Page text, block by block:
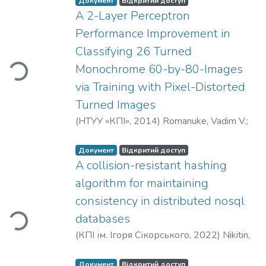
стовбурових клітин у відтворенні
функціонально релевантного
мікрооточення, яке забезпечує
взаємодію клітин із матриксом та
реагування на гормональні сигнали.
Порівняно ефективність різних
архітектур конструкцій, а також
методів васкуляризації та комбінування
приклади експериментальних моделей
in vivo, де біодруковані структури
сприяли проліферації клітин,
збереженню рецепторної активності
до естрогену та прогестерону, а також
частковому відновленню фертильності
у тварин. Обговорено ключові бар’єри
уніфікованих протоколів, складність
Вантажиться...
A 2-Layer Perceptron
Performance Improvement in
Classifying 26 Turned
Monochrome 60-by-80-Images
via Training with Pixel-Distorted
Turned Images
(НТУУ «КПІ», 2014) Romanuke, Vadim V.;
В. В.
Вантажиться...
Документ Відкритий доступ
A collision-resistant hashing
algorithm for maintaining
consistency in distributed nosql
databases
(КПІ ім. Ігоря Сікорського, 2022) Nikitin,